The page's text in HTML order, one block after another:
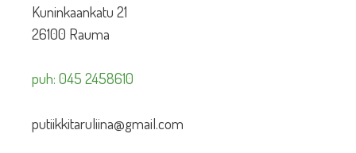
Kuninkaankatu 21
26100 Rauma
puh: 045 2458610
putiikkitaruliina@gmail.com